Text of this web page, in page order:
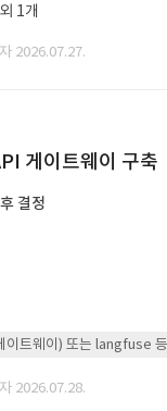
1개
2026.07.27.
게이트웨이 구축
결정
트웨이) 또는 langfuse
2026.07.28.